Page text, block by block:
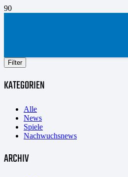
Filter
KATEGORIEN
Alle
News
Spiele
Nachwuchsnews
ARCHIV